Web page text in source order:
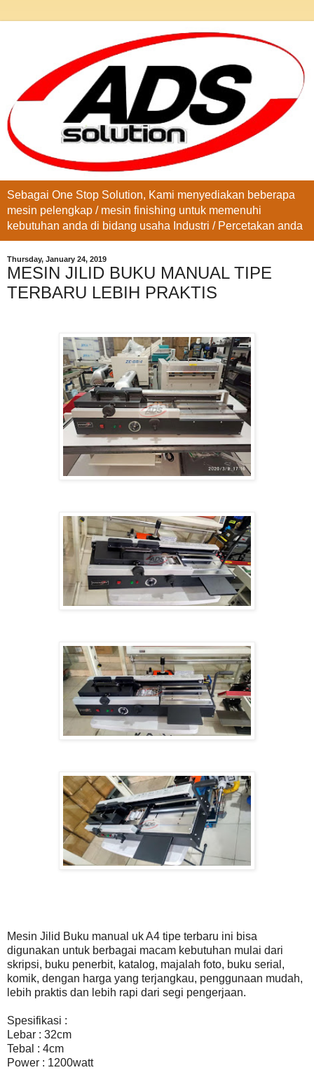
Sebagai One Stop Solution, Kami menyediakan beberapa
mesin pelengkap / mesin finishing untuk memenuhi
kebutuhan anda di bidang usaha Industri / Percetakan anda
Thursday, January 24, 2019
MESIN JILID BUKU MANUAL TIPE
TERBARU LEBIH PRAKTIS
Mesin Jilid Buku manual uk A4 tipe terbaru ini bisa
digunakan untuk berbagai macam kebutuhan mulai dari
skripsi, buku penerbit, katalog, majalah foto, buku serial,
komik, dengan harga yang terjangkau, penggunaan mudah,
lebih praktis dan lebih rapi dari segi pengerjaan.
Spesifikasi :
Lebar : 32cm
Tebal : 4cm
Power : 1200watt